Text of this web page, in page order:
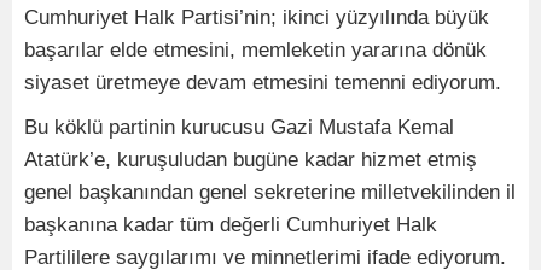
Cumhuriyet Halk Partisi’nin; ikinci yüzyılında büyük
başarılar elde etmesini, memleketin yararına dönük
siyaset üretmeye devam etmesini temenni ediyorum.
Bu köklü partinin kurucusu Gazi Mustafa Kemal
Atatürk’e, kuruşuludan bugüne kadar hizmet etmiş
genel başkanından genel sekreterine milletvekilinden il
başkanına kadar tüm değerli Cumhuriyet Halk
Partililere saygılarımı ve minnetlerimi ifade ediyorum.